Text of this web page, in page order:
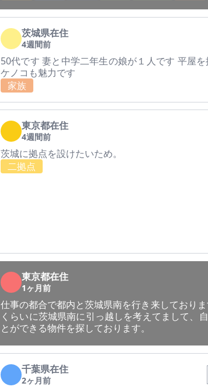
茨城県在住
4週間前
50代です 妻と中学二年生の娘が１人です 平屋
ケノコも魅力です
家族
東京都在住
4週間前
茨城に拠点を設けたいため。
二拠点
東京都在住
1ヶ月前
仕事の都合で都内と茨城県南を行き来しており
くらいに茨城県南に引っ越しを考えてまして、
とができる物件を探しております。
千葉県在住
2ヶ月前